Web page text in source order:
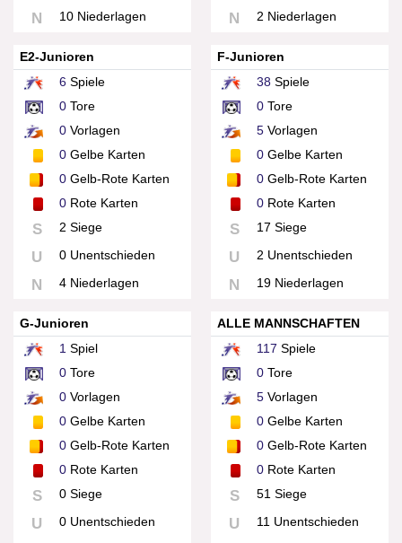
N 10 Niederlagen N 2 Niederlagen
E2-Junioren
6 Spiele
0 Tore
0 Vorlagen
0 Gelbe Karten
0 Gelb-Rote Karten
0 Rote Karten
S 2 Siege
U 0 Unentschieden
N 4 Niederlagen
F-Junioren
38 Spiele
0Tore
5Vorlagen
0Gelbe Karten
0Gelb-Rote Karten
0Rote Karten
S 17 Siege
U 2 Unentschieden
N 19 Niederlagen
G-Junioren
1 Spiel
0 Tore
0 Vorlagen
0 Gelbe Karten
0 Gelb-Rote Karten
0 Rote Karten
S 0 Siege
U
0 Unentschieden
ALLE MANNSCHAFTEN
117 Spiele
0Tore
5Vorlagen
0Gelbe Karten
0Gelb-Rote Karten
0Rote Karten
S 51 Siege
U
11 Unentschieden